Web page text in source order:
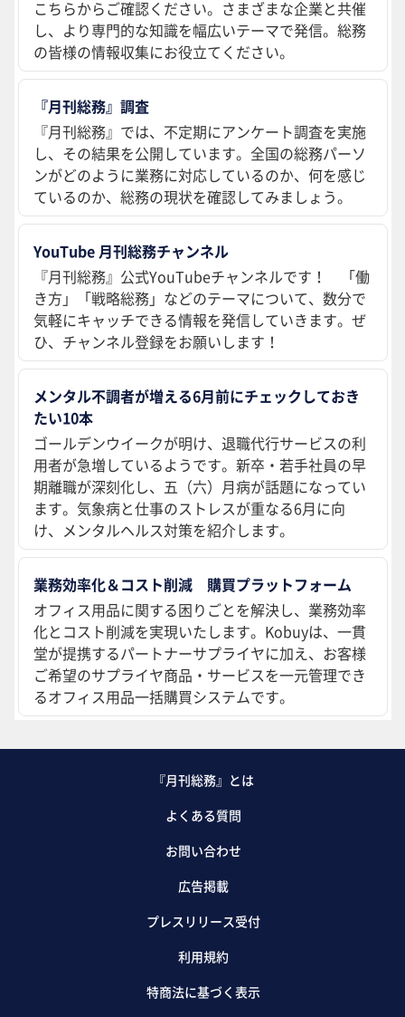
こちらからご確認ください。さまざまな企業と共催
し、より専門的な知識を幅広いテーマで発信。総務
の皆様の情報収集にお役立てください。
『月刊総務』調査
『月刊総務』では、不定期にアンケート調査を実施
し、その結果を公開しています。全国の総務パーソ
ンがどのように業務に対応しているのか、何を感じ
ているのか、総務の現状を確認してみましょう。
YouTube 月刊総務チャンネル
『月刊総務』公式YouTubeチャンネルです！ 「働
き方」「戦略総務」などのテーマについて、数分で
気軽にキャッチできる情報を発信していきます。ぜ
ひ、チャンネル登録をお願いします！
メンタル不調者が増える6月前にチェックしておき
たい10本
ゴールデンウイークが明け、退職代行サービスの利
用者が急増しているようです。新卒・若手社員の早
期離職が深刻化し、五（六）月病が話題になってい
ます。気象病と仕事のストレスが重なる6月に向
け、メンタルヘルス対策を紹介します。
業務効率化＆コスト削減 購買プラットフォーム
オフィス用品に関する困りごとを解決し、業務効率
化とコスト削減を実現いたします。Kobuyは、一貫
堂が提携するパートナーサプライヤに加え、お客様
ご希望のサプライヤ商品・サービスを一元管理でき
るオフィス用品一括購買システムです。
『月刊総務』とは
よくある質問
お問い合わせ
広告掲載
プレスリリース受付
利用規約
特商法に基づく表示